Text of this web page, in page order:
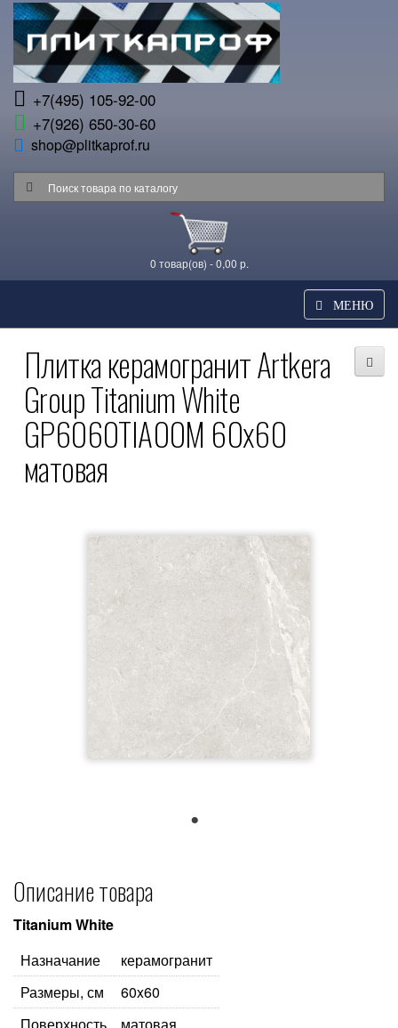
+7(495) 105-92-00
+7(926) 650-30-60
shop@plitkaprof.ru
0 товар(ов) - 0,00 р.
МЕНЮ
Плитка керамогранит Artkera
Group Titanium White
GP6060TIA00M 60x60
матовая
Описание товара
Titanium White
Назначание
керамогранит
Размеры, см
60x60